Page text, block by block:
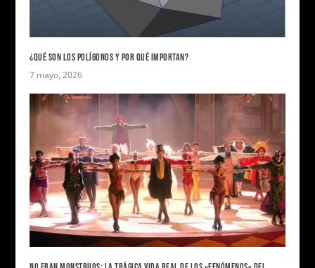
¿QUÉ SON LOS POLÍGONOS Y POR QUÉ IMPORTAN?
7 mayo, 2026